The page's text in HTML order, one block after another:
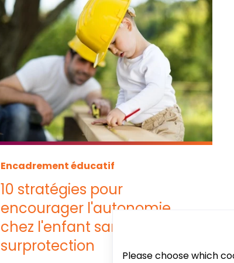
Encadrement éducatif
10 stratégies pour
encourager l'autonomie
chez l'enfant sans
surprotection
Please choose which